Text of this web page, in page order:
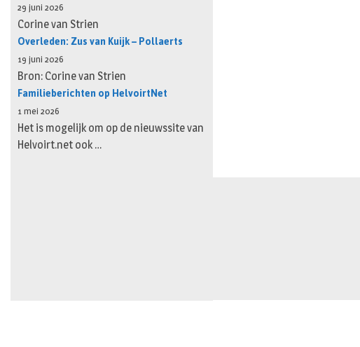
29 juni 2026
Corine van Strien
Overleden: Zus van Kuijk – Pollaerts
19 juni 2026
Bron: Corine van Strien
Familieberichten op HelvoirtNet
1 mei 2026
Het is mogelijk om op de nieuwssite van
Helvoirt.net ook …